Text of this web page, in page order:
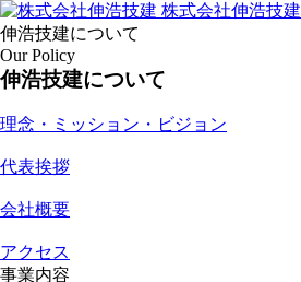
株式会社伸浩技建
伸浩技建について
Our Policy
伸浩技建について
理念・ミッション・ビジョン
代表挨拶
会社概要
アクセス
事業内容